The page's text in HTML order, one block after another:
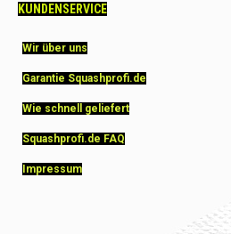
KUNDENSERVICE
Wir über uns
Garantie Squashprofi.de
Wie schnell geliefert
Squashprofi.de FAQ
Impressum